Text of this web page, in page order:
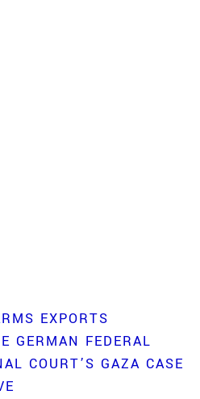
EXPORTS
GERMAN FEDERAL
COURT’S GAZA CASE